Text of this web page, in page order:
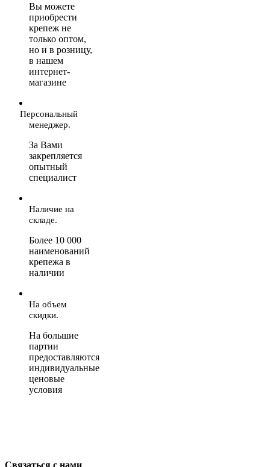
Вы можете
приобрести
крепеж не
только оптом,
но и в розницу,
в нашем
интернет-
магазине
Персональный
менеджер.
За Вами
закрепляется
опытный
специалист
Наличие на
складе.
Более 10 000
наименований
крепежа в
наличии
На объем
скидки.
На большие
партии
предоставляются
индивидуальные
ценовые
условия
Связаться с нами